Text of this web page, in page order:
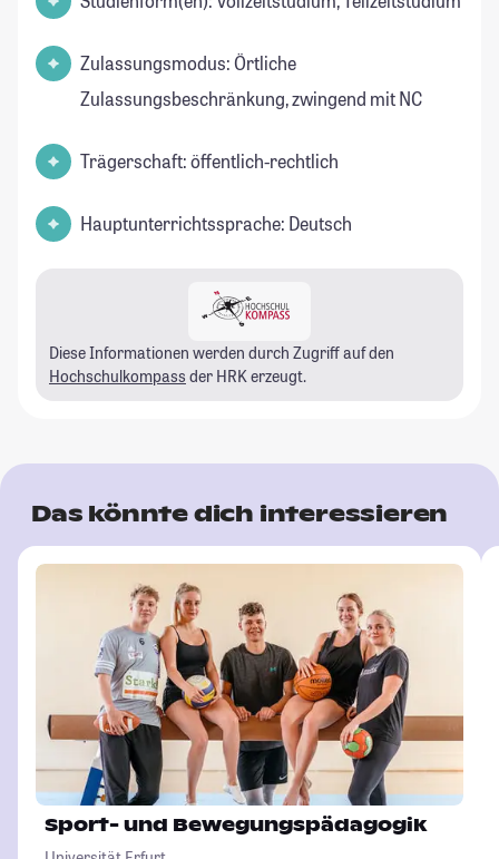
Zulassungsmodus: Örtliche
Zulassungsbeschränkung, zwingend mit NC
Trägerschaft: öffentlich-rechtlich
Hauptunterrichtssprache: Deutsch
Diese Informationen werden durch Zugriff auf den
Hochschulkompass der HRK erzeugt.
Das könnte dich interessieren
Sport- und Bewegungspädagogik